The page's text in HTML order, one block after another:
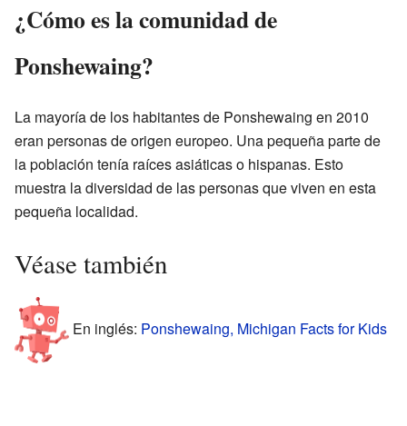
¿Cómo es la comunidad de
Ponshewaing?
La mayoría de los habitantes de Ponshewaing en 2010
eran personas de origen europeo. Una pequeña parte de
la población tenía raíces asiáticas o hispanas. Esto
muestra la diversidad de las personas que viven en esta
pequeña localidad.
Véase también
En inglés: Ponshewaing, Michigan Facts for Kids